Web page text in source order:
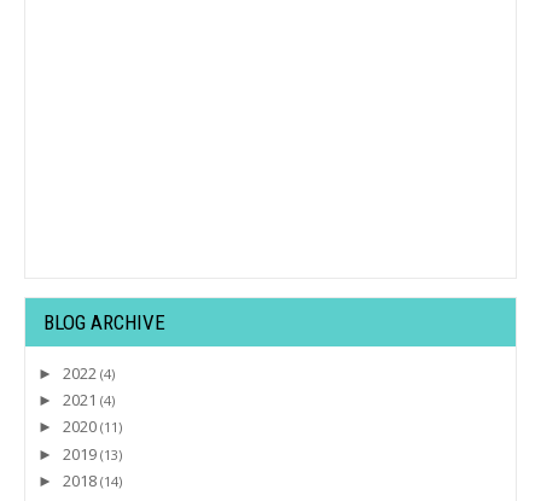
BLOG ARCHIVE
► 2022 (4)
► 2021 (4)
► 2020 (11)
► 2019 (13)
► 2018 (14)